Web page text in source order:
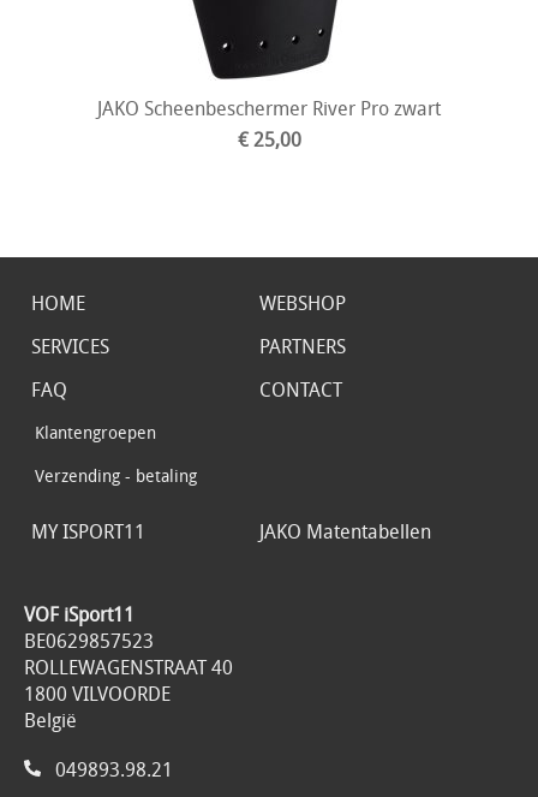
JAKO Scheenbeschermer River Pro zwart
€ 25,00
HOME
WEBSHOP
SERVICES
PARTNERS
FAQ
Klantengroepen
Verzending - betaling
CONTACT
MY ISPORT11 JAKO Matentabellen
VOF iSport11
BE0629857523
ROLLEWAGENSTRAAT 40
1800 VILVOORDE
België
049893.98.21